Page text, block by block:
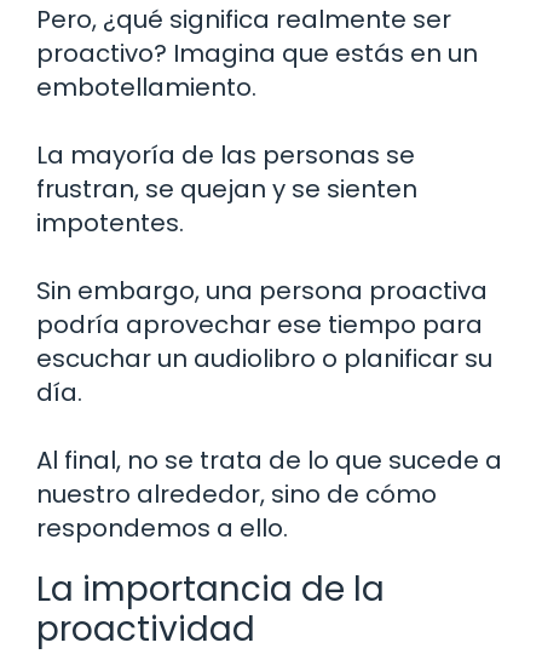
Pero, ¿qué significa realmente ser
proactivo? Imagina que estás en un
embotellamiento.
La mayoría de las personas se
frustran, se quejan y se sienten
impotentes.
Sin embargo, una persona proactiva
podría aprovechar ese tiempo para
escuchar un audiolibro o planificar su
día.
Al final, no se trata de lo que sucede a
nuestro alrededor, sino de cómo
respondemos a ello.
La importancia de la
proactividad